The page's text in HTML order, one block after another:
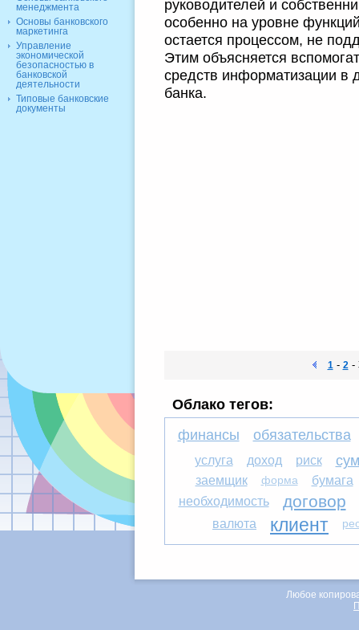
руководителей и
особенно на уровне
остается процессом, не
Этим объясняется
средств информатизации в
банка.
1- 2-
Облако тегов:
финансы
обязательства
услуга доход риск
заемщик форма
бумага
необходимость
договор
валюта клиент
менеджмента
Основы банковского
маркетинга
Управление
экономической
безопасностью в
банковской
деятельности
Типовые банковские
документы
Любое